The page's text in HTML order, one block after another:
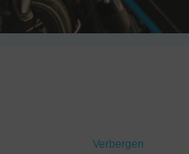
Verbergen